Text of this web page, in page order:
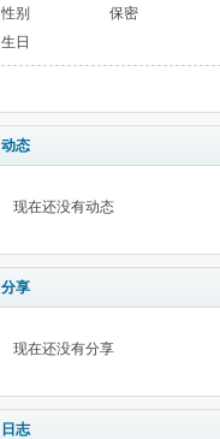
性别
保密
生日
动态
现在还没有动态
分享
现在还没有分享
日志